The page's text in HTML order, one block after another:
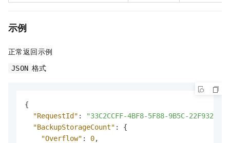
示例
正常返回示例
JSON 格式
{
"RequestId" :
"33C2CCFF-4BF8-5F88-9B5C-
"BackupStorageCount" :
{
"Overflow" : 0,